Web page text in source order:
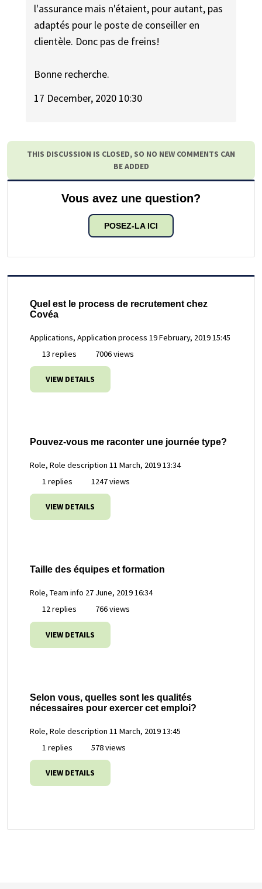
l'assurance mais n'étaient, pour autant, pas
adaptés pour le poste de conseiller en
clientèle. Donc pas de freins!
Bonne recherche.
17 December, 2020 10:30
THIS DISCUSSION IS CLOSED, SO NO NEW COMMENTS CAN
BE ADDED
Vous avez une question?
POSEZ-LA ICI
Quel est le process de recrutement chez
Covéa
Applications, Application process 19 February, 2019 15:45
13 replies
7006 views
VIEW DETAILS
Pouvez-vous me raconter une journée type?
Role, Role description 11 March, 2019 13:34
1 replies
1247 views
VIEW DETAILS
Taille des équipes et formation
Role, Team info 27 June, 2019 16:34
12 replies
766 views
VIEW DETAILS
Selon vous, quelles sont les qualités
nécessaires pour exercer cet emploi?
Role, Role description 11 March, 2019 13:45
1 replies
578 views
VIEW DETAILS